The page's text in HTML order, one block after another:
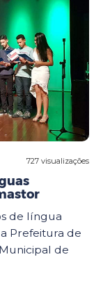
727 visualizações
de língua
Prefeitura de
de